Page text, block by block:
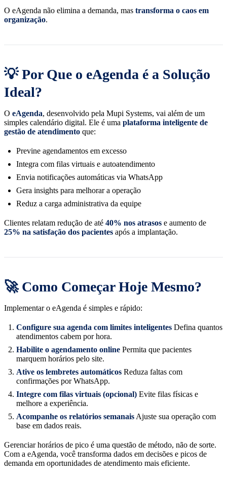
O eAgenda não elimina a demanda, mas transforma o caos em
organização.
💡 Por Que o eAgenda é a Solução
Ideal?
O eAgenda, desenvolvido pela Mupi Systems, vai além de um
simples calendário digital. Ele é uma plataforma inteligente de
gestão de atendimento que:
Previne agendamentos em excesso
Integra com filas virtuais e autoatendimento
Envia notificações automáticas via WhatsApp
Gera insights para melhorar a operação
Reduz a carga administrativa da equipe
Clientes relatam redução de até 40% nos atrasos e aumento de
25% na satisfação dos pacientes após a implantação.
🚀 Como Começar Hoje Mesmo?
Implementar o eAgenda é simples e rápido:
Configure sua agenda com limites inteligentes Defina quantos
atendimentos cabem por hora.
Habilite o agendamento online Permita que pacientes
marquem horários pelo site.
Ative os lembretes automáticos Reduza faltas com
confirmações por WhatsApp.
Integre com filas virtuais (opcional) Evite filas físicas e
melhore a experiência.
Acompanhe os relatórios semanais Ajuste sua operação com
base em dados reais.
Gerenciar horários de pico é uma questão de método, não de sorte.
Com a eAgenda, você transforma dados em decisões e picos de
demanda em oportunidades de atendimento mais eficiente.